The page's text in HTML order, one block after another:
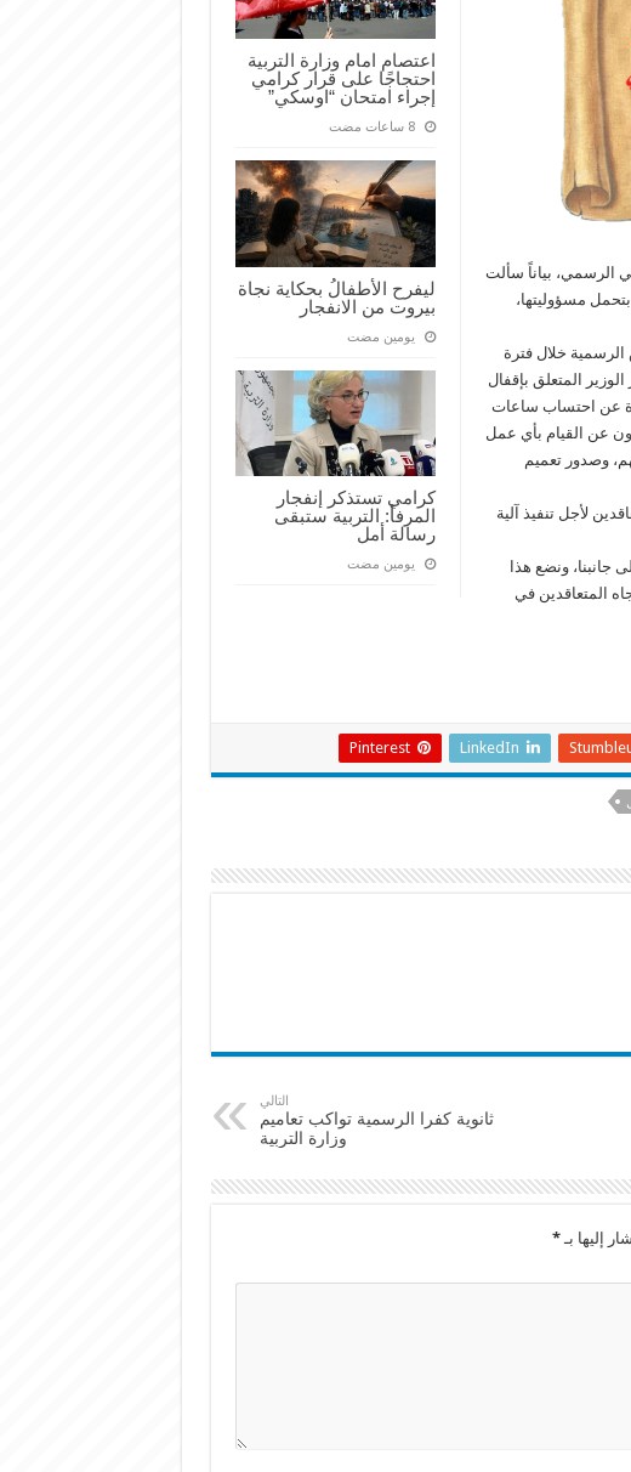
اعتصام امام وزارة التربية
احتجاجًا على قرار كرامي
إجراء امتحان “اوسكي”
‏8 ساعات مضت
ليفرح الأطفالُ بحكاية نجاة
بيروت من الانفجار
‏يومين مضت
كرامي تستذكر إنفجار
المرفأ: التربية ستبقى
رسالة أمل
‏يومين مضت
الرسمي، بياناً سألت
مسؤوليتها،
خلال فترة
فيروس كورونا-كوفيد 19)، وقرار الوزير المتعلق بإقفال
تجاهل الوزارة عن احتساب ساعات
عن القيام بأي عمل
وصدور تعميم
لأجل تنفيذ آلية
جانبنا، ونضع هذا
المتعاقدين في
LinkedIn
Pinterest
التالي
ثانوية كفرا الرسمية تواكب تعاميم
وزارة التربية
إليها بـ*